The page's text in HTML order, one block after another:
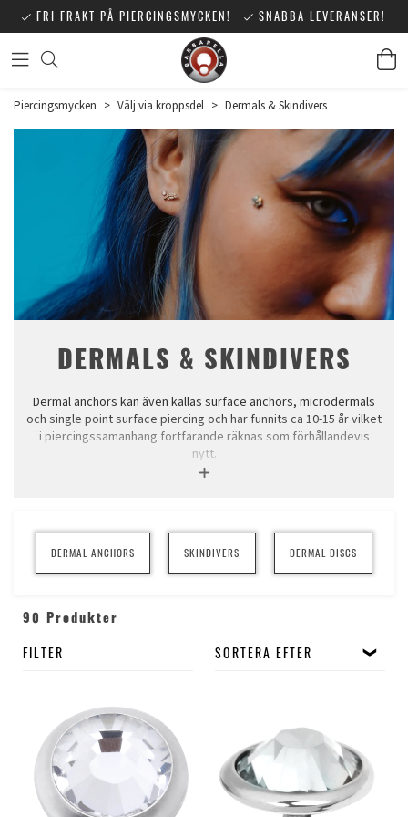
FRI FRAKT PÅ PIERCINGSMYCKEN! SNABBA LEVERANSER!
Piercingsmycken > Välj via kroppsdel > Dermals & Skindivers
DERMALS & SKINDIVERS
Dermal anchors kan även kallas surface anchors, microdermals
och single point surface piercing och har funnits ca 10-15 år vilket
i piercingssamanhang fortfarande räknas som förhållandevis
nytt.
Själva Dermal smycket säljer vi endast till företag, då vi absolut
Traditionella surfacepiercings (gjorda med surfacebarbells) har
alltid två kulor sammanlänkade med en stav som löper under
huden. Tack vare att anchors inte behöver vara sammanlänkade
med en stav, har de större chans att läka bra på områden där
DERMAL ANCHORS SKINDIVERS DERMAL DISCS
90 Produkter
FILTER SORTERA EFTER